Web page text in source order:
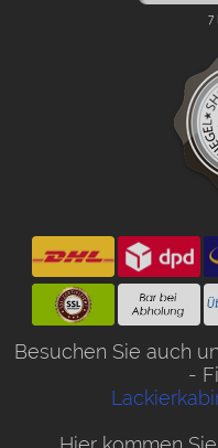
Besuchen Sie auch
-